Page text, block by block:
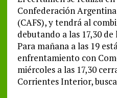
Confederación
(CAFS), y tendrá al
debutando a las 17,30
Para mañana a las 19
enfrentamiento con
miércoles a las 17,30
Corrientes Interior,